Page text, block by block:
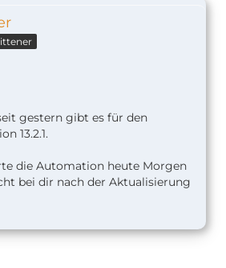
gestern gibt es für den
13.2.1.
die Automation heute Morgen
bei dir nach der Aktualisierung